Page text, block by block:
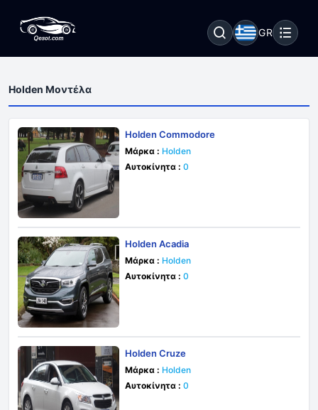
GR
Holden Μοντέλα
Holden Commodore
Μάρκα : Holden
Αυτοκίνητα : 0
Holden Acadia
Μάρκα : Holden
Αυτοκίνητα : 0
Holden Cruze
Μάρκα : Holden
Αυτοκίνητα : 0